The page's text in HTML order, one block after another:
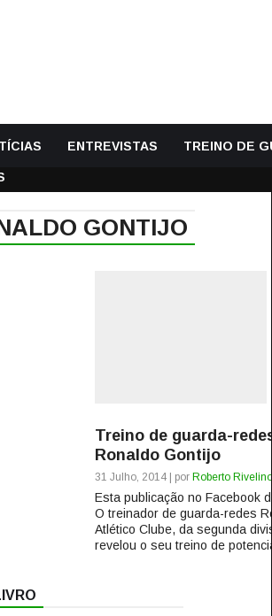
ENTREVISTAS TREINO DE
GONTIJO
Treino de guarda-
Ronaldo Gontijo
31 Julho, 2014 | por Roberto Rivelino
Esta publicação no Facebook
O treinador de guarda-redes
Atlético Clube, da segunda
revelou o seu treino de